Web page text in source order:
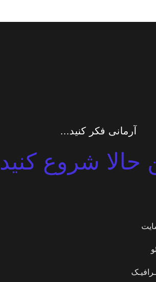
آرمانی فکر کنید...
حالا شروع کنید